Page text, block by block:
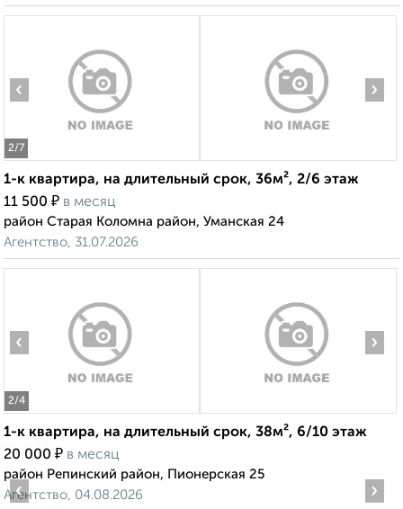
2/7
‹ ›
1-к квартира, на длительный срок, 36м², 2/6 этаж
11 500 ₽ в месяц
район Старая Коломна район, Уманская 24
Агентство, 31.07.2026
2/4
‹ ›
1-к квартира, на длительный срок, 38м², 6/10 этаж
20 000 ₽ в месяц
район Репинский район, Пионерская 25
Агентство, 04.08.2026
‹ ›